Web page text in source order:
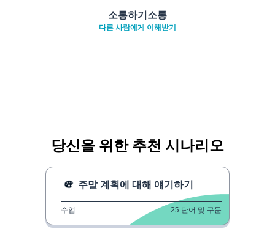
소통하기소통
다른 사람에게 이해받기
당신을 위한 추천 시나리오
주말 계획에 대해 얘기하기
수업 25 단어 및 구문